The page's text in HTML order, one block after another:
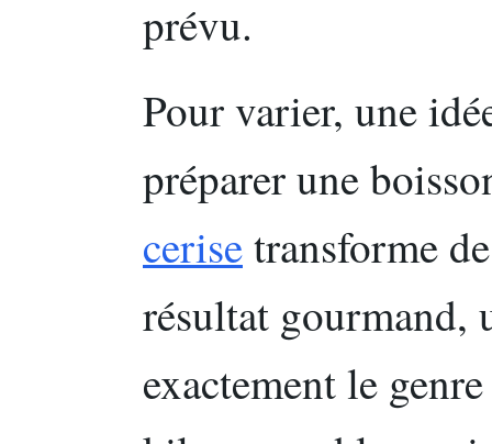
prévu.
Pour varier, une
préparer une
cerisetransforme
résultat gourmand,
exactement le